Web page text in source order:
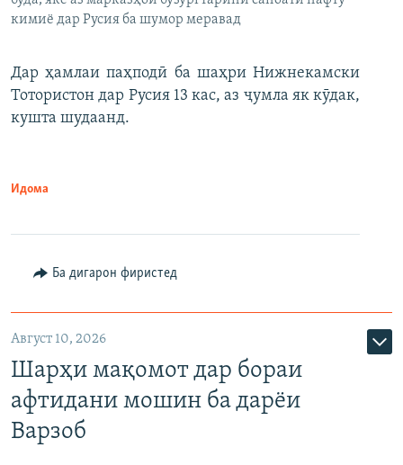
кимиё дар Русия ба шумор меравад
Дар ҳамлаи паҳподӣ ба шаҳри Нижнекамски
Тотористон дар Русия 13 кас, аз ҷумла як кӯдак,
кушта шудаанд.
Идома
Ба дигарон фиристед
Август 10, 2026
Шарҳи мақомот дар бораи
афтидани мошин ба дарёи
Варзоб